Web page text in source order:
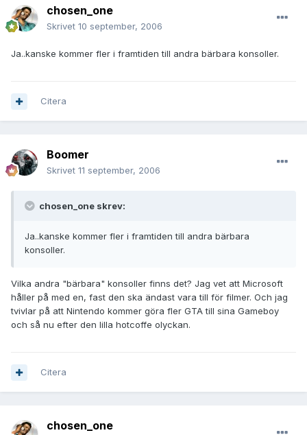
chosen_one
Skrivet 10 september, 2006
Ja..kanske kommer fler i framtiden till andra bärbara konsoller.
Citera
Boomer
Skrivet 11 september, 2006
chosen_one skrev:
Ja..kanske kommer fler i framtiden till andra bärbara
konsoller.
Vilka andra "bärbara" konsoller finns det? Jag vet att Microsoft
håller på med en, fast den ska ändast vara till för filmer. Och jag
tvivlar på att Nintendo kommer göra fler GTA till sina Gameboy
och så nu efter den lilla hotcoffe olyckan.
Citera
chosen_one